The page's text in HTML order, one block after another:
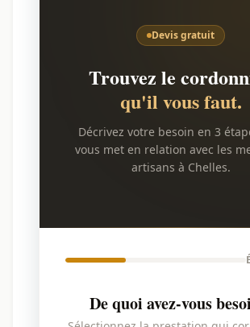
Devis gratuit
Trouvez le
qu'il vous faut.
Décrivez votre besoin en 3
vous met en relation avec les
artisans à Chelles.
De quoi avez-vous